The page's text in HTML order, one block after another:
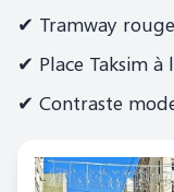
✔ Tramway
✔ Place Taksim à
✔ Contraste